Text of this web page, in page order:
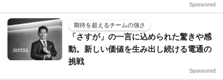
Sponsored
期待を超えるチームの強さ
「さすが」の一言に込められた驚きや感
動。新しい価値を生み出し続ける電通の
挑戦
Sponsored